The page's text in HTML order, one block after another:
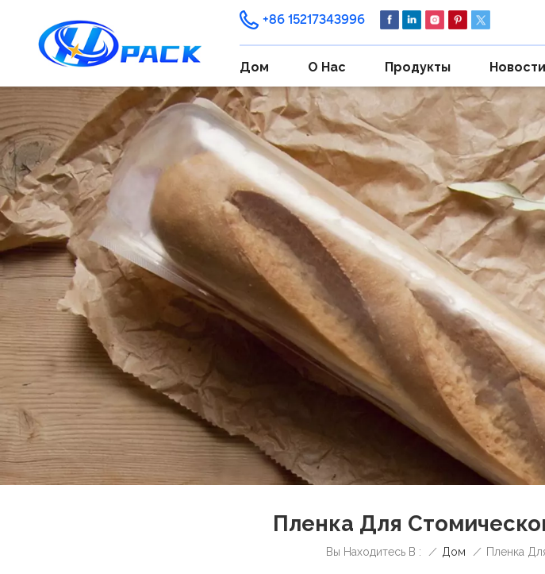
+86 15217343996
Дом О Нас Продукты Новости
Пленка Для
Вы Находитесь В : / Дом / Пленка